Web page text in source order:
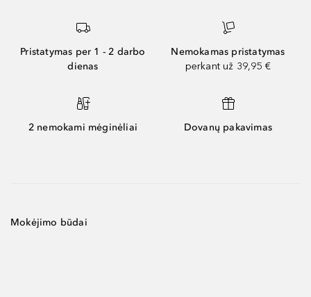
Pristatymas per 1 - 2 darbo
dienas
Nemokamas pristatymas
perkant už 39,95 €
2 nemokami mėginėliai Dovanų pakavimas
Mokėjimo būdai